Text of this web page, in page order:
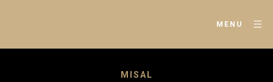
MENU
MISAL